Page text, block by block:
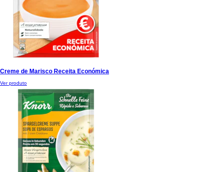
Creme de Marisco Receita Económica
Ver produto